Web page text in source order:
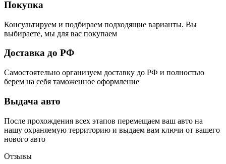
Покупка
Консультируем и подбираем подходящие варианты. Вы
выбираете, мы для вас покупаем
Доставка до РФ
Самостоятельно организуем доставку до РФ и полностью
берем на себя таможенное оформление
Выдача авто
После прохождения всех этапов перемещаем ваш авто на
нашу охраняемую территорию и выдаем вам ключи от вашего
нового авто
Отзывы